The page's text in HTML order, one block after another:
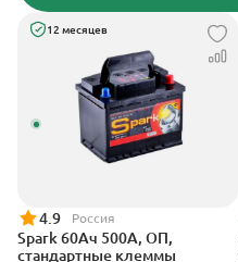
12 месяцев
4.9 Россия
Spark 60Ач 500А, ОП,
стандартные клеммы